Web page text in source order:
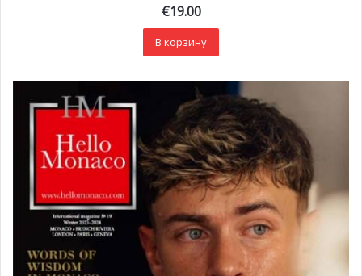
€19.00
В корзину